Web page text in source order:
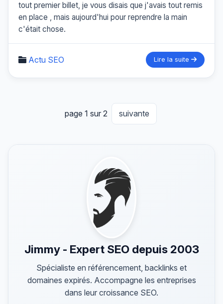
tout premier billet, je vous disais que j'avais tout remis
en place , mais aujourd'hui pour reprendre la main
c'était chose.
Actu SEO Lire la suite
page 1 sur 2 suivante
Jimmy - Expert SEO depuis 2003
Spécialiste en référencement, backlinks et
domaines expirés. Accompagne les entreprises
dans leur croissance SEO.